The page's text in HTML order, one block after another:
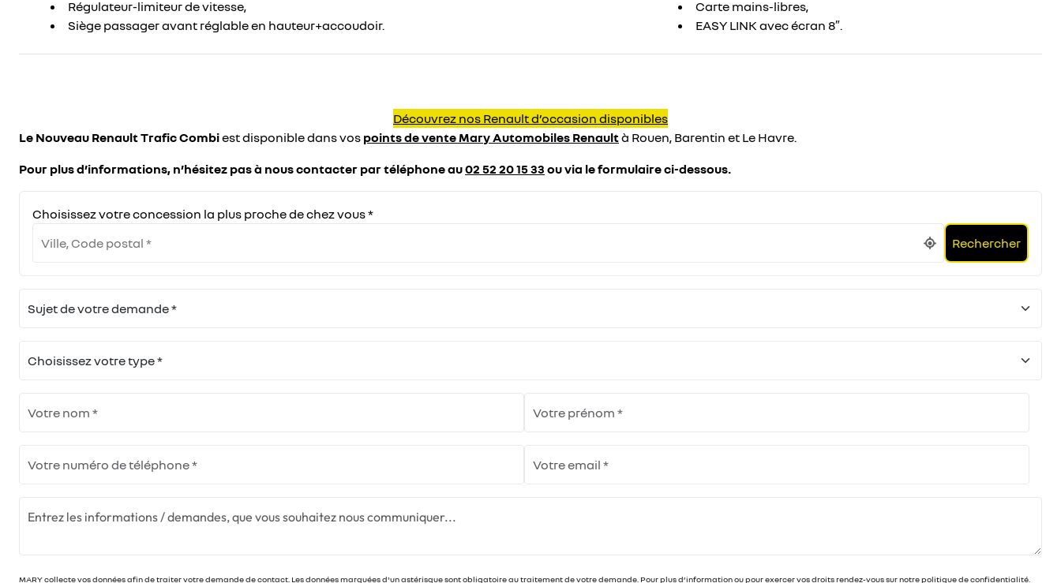
Régulateur-limiteur de vitesse ,
Siège passager avant réglable en hauteur+accoudoir.
Carte mains-libres ,
EASY LINK avec écran 8″.
Découvrez nos Renault d’occasion disponibles
Le Nouveau Renault Trafic Combiest disponible dans vos points de vente Mary Automobiles Renaultà Rouen, Barentin et Le Havre.
Pour plus d’informations, n’hésitez pas à nous contacter par téléphone au02 52 20 15 33 ou via le formulaire ci-dessous.
Choisissez votre concession la plus proche de chez vous *
Rechercher
MARY collecte vos données afin de traiter votre demande de contact. Les données marquées d'un astérisque sont obligatoire au traitement de votre demande. Pour plus d’information ou pour exercer vos droits rendez-vous sur notre politique de confidentialité.